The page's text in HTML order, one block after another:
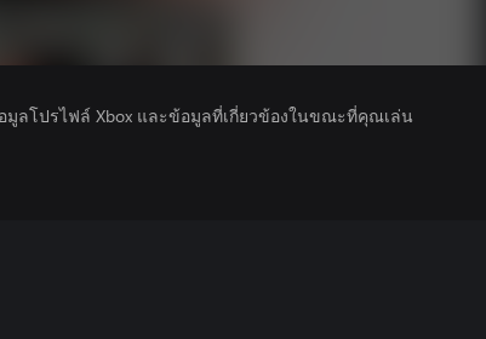
มูลโปรไฟล์ Xbox และข้อมูลที่เกี่ยวข้องในขณะที่คุณเล่น